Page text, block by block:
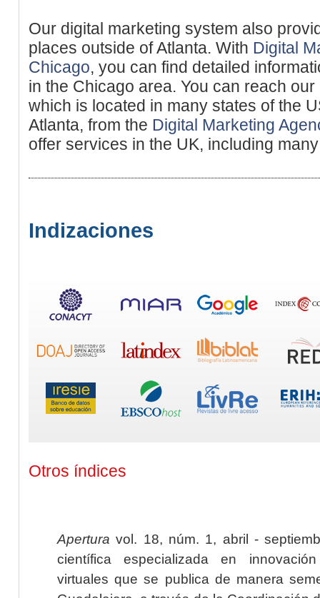
Our digital marketing system also
places outside of Atlanta. With Digital
Chicago, you can find detailed
in the Chicago area. You can reach
which is located in many states of the
Atlanta, from the Digital Marketing
offer services in the UK, including
Indizaciones
Otros índices
Apertura vol. 18, núm. 1, abril -
científica especializada en
virtuales que se publica de manera